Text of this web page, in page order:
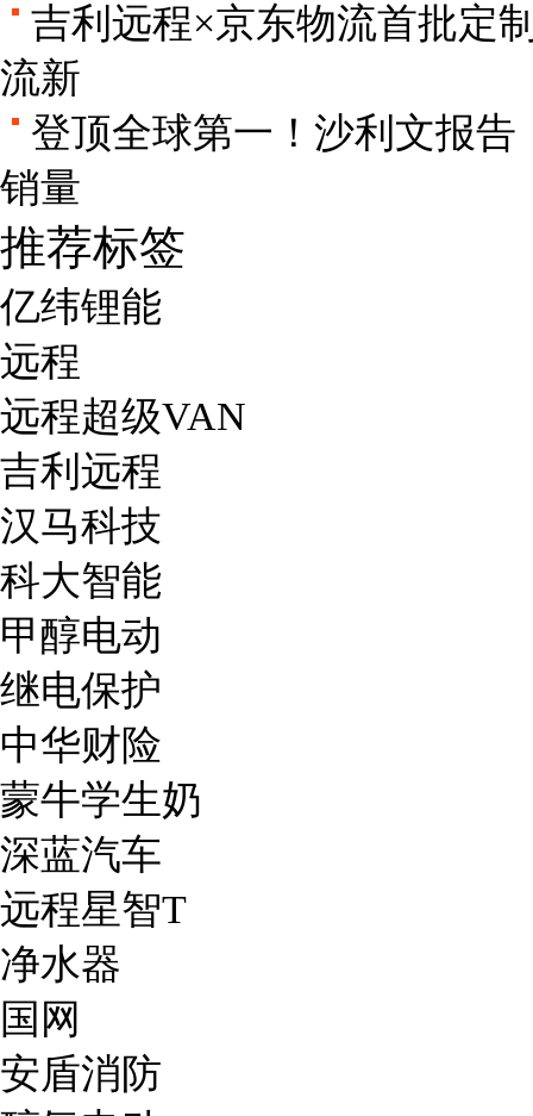
吉利远程×京东物流首批定
流新
登顶全球第一！沙利文报告
销量
推荐标签
亿纬锂能
远程
远程超级VAN
吉利远程
汉马科技
科大智能
甲醇电动
继电保护
中华财险
蒙牛学生奶
深蓝汽车
远程星智T
净水器
国网
安盾消防